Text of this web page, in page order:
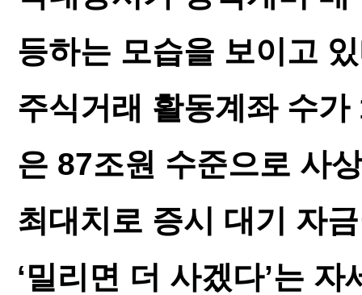
등하는 모습을 보이고
주식거래 활동계좌 수
은 87조원 수준으로 사상
최대치로 증시 대기 자
‘밀리면 더 사겠다’는